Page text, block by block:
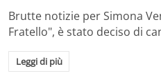
Brutte notizie per Simona
Fratello", è stato deciso di
Leggi di più